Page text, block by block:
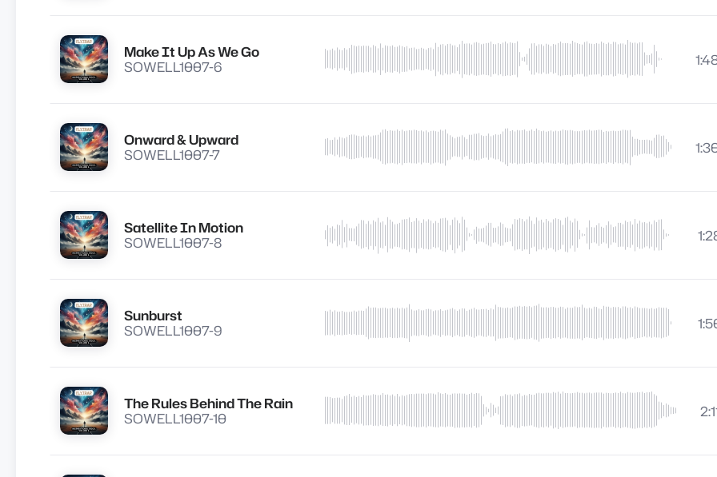
Lire
Make It Up As We Go
SOWELL1007-6
Lire
Onward & Upward
SOWELL1007-7
Lire
Satellite In Motion
SOWELL1007-8
Lire
Sunburst
SOWELL1007-9
Lire
The Rules Behind The Rain
SOWELL1007-10